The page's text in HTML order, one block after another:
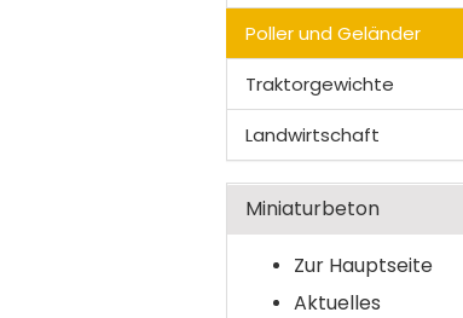
Poller und Geländer
Traktorgewichte
Landwirtschaft
Miniaturbeton
Zur Hauptseite
Aktuelles